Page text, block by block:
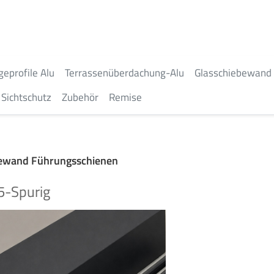
Alu Terrassenüberdachung-Alu
Glasschiebewand
Zubehör Remise
Führungsschienen
Spurig